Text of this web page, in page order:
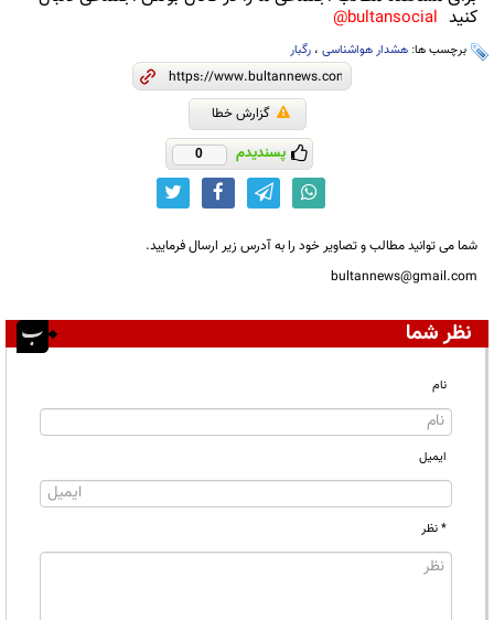
کنید bultansocial@
برچسب ها: هشدار هواشناسی ، رگبار
گزارش خطا
پسندیدم 0
شما می توانید مطالب و تصاویر خود را به آدرس زیر ارسال فرمایید.
bultannews@gmail.com
نظر شما
نام
ایمیل
* نظر